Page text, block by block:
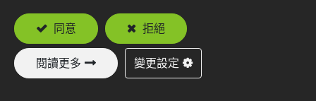
330034 桃園市桃園區龍泉六街72號9樓
同意 拒絕
閱讀更多 變更設定